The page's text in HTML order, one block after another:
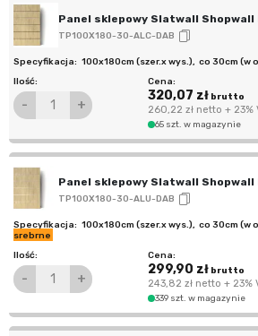
Panel sklepowy Slatwall Shopwall
TP100X180-30-ALC-DAB
100x180cm (szer.x wys.), co 30cm (w
- +
320,07 złbrutto
260,22 złnetto + 23%
65 szt. w magazynie
Panel sklepowy Slatwall Shopwall
TP100X180-30-ALU-DAB
100x180cm (szer.x wys.), co 30cm (w
srebrne
- +
299,90 złbrutto
243,82 złnetto + 23%
339 szt. w magazynie